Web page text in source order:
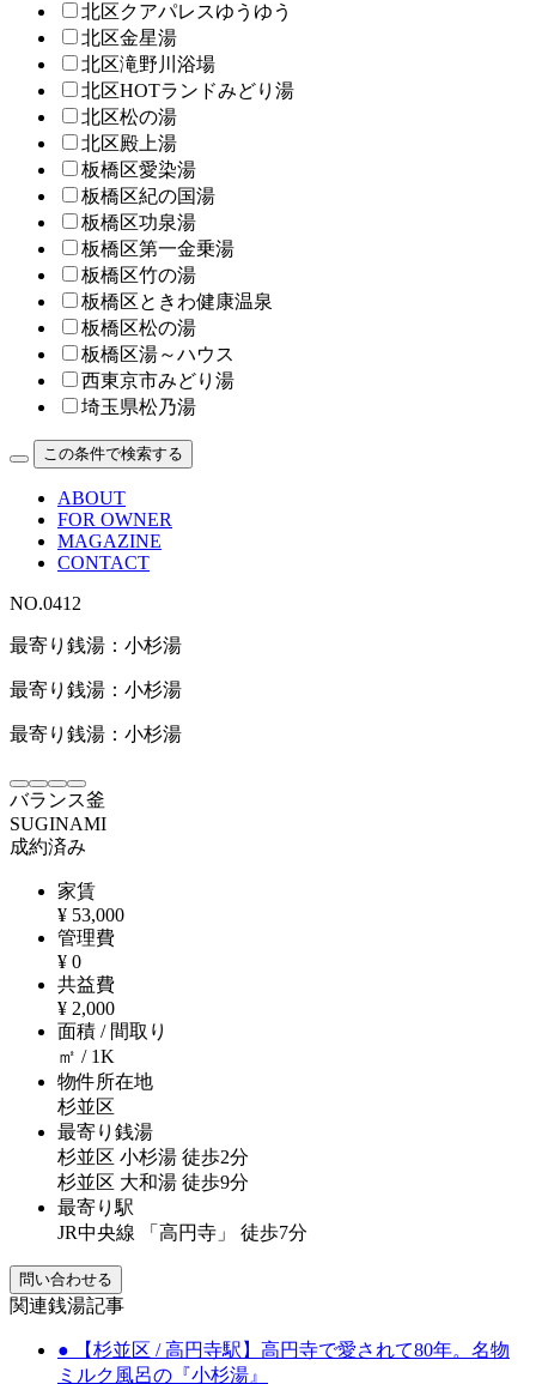
北区クアパレスゆうゆう
北区金星湯
北区滝野川浴場
北区HOTランドみどり湯
北区松の湯
北区殿上湯
板橋区愛染湯
板橋区紀の国湯
板橋区功泉湯
板橋区第一金乗湯
板橋区竹の湯
板橋区ときわ健康温泉
板橋区松の湯
板橋区湯～ハウス
西東京市みどり湯
埼玉県松乃湯
この条件で検索する
ABOUT
FOR OWNER
MAGAZINE
CONTACT
NO.0412
最寄り銭湯：小杉湯
最寄り銭湯：小杉湯
最寄り銭湯：小杉湯
バランス釜
SUGINAMI
成約済み
家賃
¥ 53,000
管理費
¥ 0
共益費
¥ 2,000
面積 / 間取り
㎡ / 1K
物件所在地
杉並区
最寄り銭湯
杉並区 小杉湯 徒歩2分
杉並区 大和湯 徒歩9分
最寄り駅
JR中央線 「高円寺」 徒歩7分
問い合わせる
関連銭湯記事
● 【杉並区 / 高円寺駅】高円寺で愛されて80年。名物
ミルク風呂の『小杉湯』